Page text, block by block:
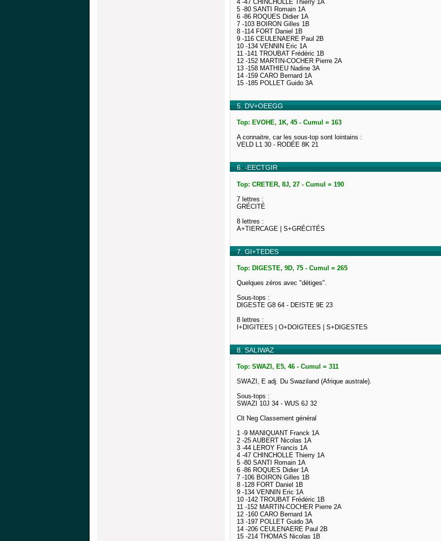
4 -47 CHINCHOLLE Thierry 1A
5 -80 SANTI Romain 1A
6 -86 ROQUES Didier 1A
7 -103 BOIRON Gilles 1B
8 -114 FORT Daniel 1B
9 -116 CEULENAERE Paul 2B
10 -134 VENNIN Eric 1A
11 -141 TROUBAT Frédéric 1B
12 -152 MARTIN-COCHER Pierre 2A
13 -158 MATHIEU Nadine 3A
14 -159 CARO Bernard 1A
15 -185 POLLET Guido 3A
5. DV+OEEGG
Top: EVOHE, 1K, 45 - Cumul = 163
A connaitre, car les sous-top sont lointains :
VELD L1 30 - RODÉE 8K 21
6. -EECTGIR
Top: CRETER, 8J, 27 - Cumul = 190
7 lettres :
GRÉCITÉ
8 lettres :
A+TIERCAGE | S+GRÉCITÉS
7. GI+TEDES
Top: DIGESTE, 9D, 75 - Cumul = 265
Quelques zéros avec "détiges".
Sous-tops :
DIGESTE G8 64 - DEISTE 9E 23
8 lettres :
I+DIGITEES | O+DOIGTEES | S+DIGESTES
8. SALIWAZ
Top: SWAZI, E5, 46 - Cumul = 311
SWAZI, E adj. Du Swaziland (Afrique australe).
Sous-tops :
SWAZI 10J 34 - WUS 6J 32
Clt Neg Classement général
1 -9 MANIQUANT Franck 1A
2 -25 AUBERT Nicolas 1A
3 -44 LEROY Francis 1A
4 -47 CHINCHOLLE Thierry 1A
5 -80 SANTI Romain 1A
6 -86 ROQUES Didier 1A
7 -106 BOIRON Gilles 1B
8 -128 FORT Daniel 1B
9 -134 VENNIN Eric 1A
10 -142 TROUBAT Frédéric 1B
11 -152 MARTIN-COCHER Pierre 2A
12 -160 CARO Bernard 1A
13 -197 POLLET Guido 3A
14 -206 CEULENAERE Paul 2B
15 -214 THOMAS Nicolas 1B